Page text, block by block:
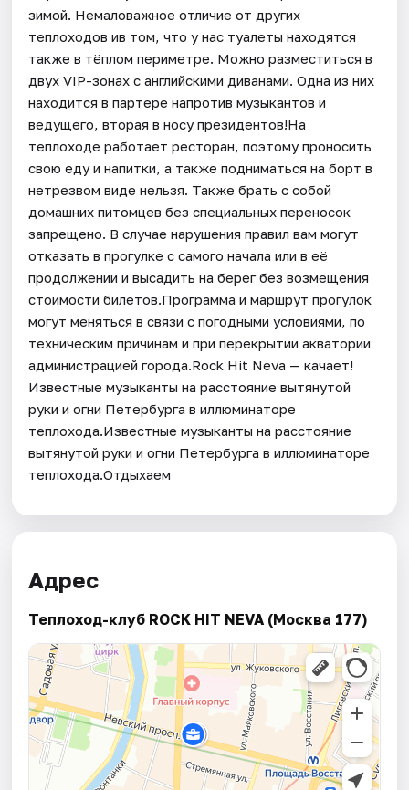
зимой. Немаловажное отличие от других
теплоходов ив том, что у нас туалеты находятся
также в тёплом периметре. Можно разместиться в
двух VIP-зонах с английскими диванами. Одна из них
находится в партере напротив музыкантов и
ведущего, вторая в носу президентов!На
теплоходе работает ресторан, поэтому проносить
свою еду и напитки, а также подниматься на борт в
нетрезвом виде нельзя. Также брать с собой
домашних питомцев без специальных переносок
запрещено. В случае нарушения правил вам могут
отказать в прогулке с самого начала или в её
продолжении и высадить на берег без возмещения
стоимости билетов.Программа и маршрут прогулок
могут меняться в связи с погодными условиями, по
техническим причинам и при перекрытии акватории
администрацией города.Rock Hit Neva — качает!
Известные музыканты на расстояние вытянутой
руки и огни Петербурга в иллюминаторе
теплохода.Известные музыканты на расстояние
вытянутой руки и огни Петербурга в иллюминаторе
теплохода.Отдыхаем
Адрес
Теплоход-клуб ROCK HIT NEVA (Москва 177)